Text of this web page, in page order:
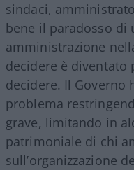
sindaci,
bene il paradosso di
amministrazione
decidere è diventato
decidere. Il Governo
problema
grave, limitando in
patrimoniale di chi
sull’organizzazione